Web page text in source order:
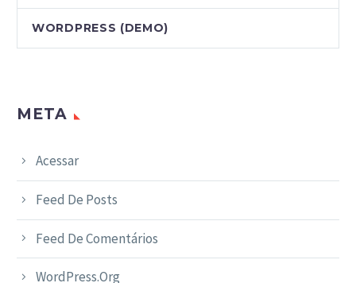
WORDPRESS (DEMO)
META
Acessar
Feed De Posts
Feed De Comentários
WordPress.org